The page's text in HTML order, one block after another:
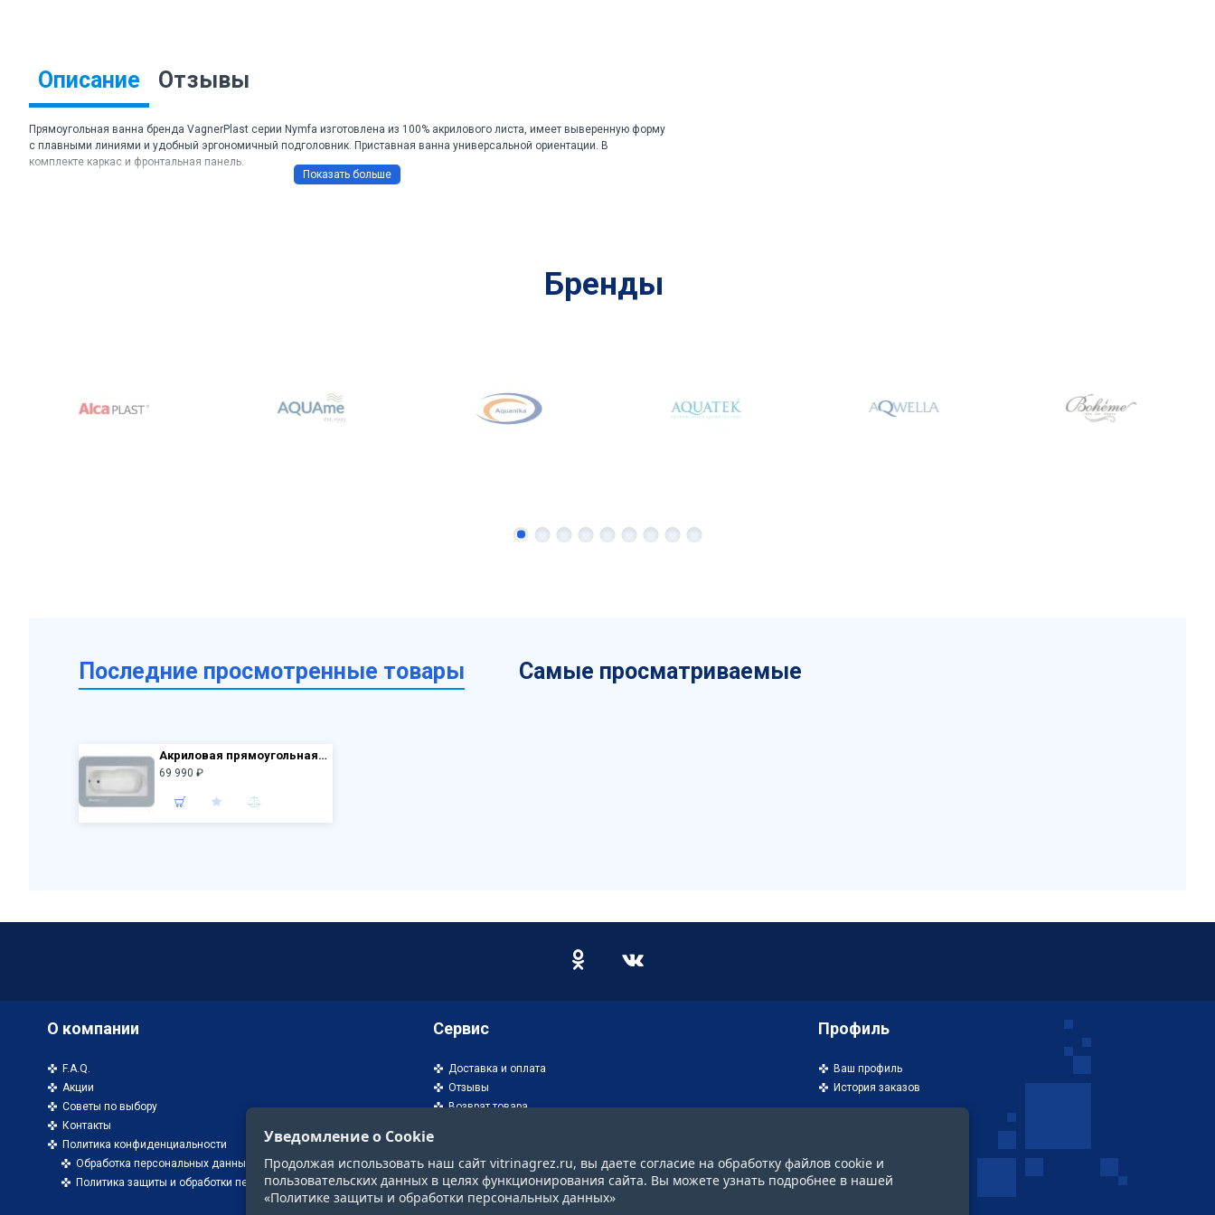
Описание Отзывы
Прямоугольная ванна бренда VagnerPlast серии Nymfa изготовлена из 100% акрилового листа, имеет выверенную форму
с плавными линиями и удобный эргономичный подголовник. Приставная ванна универсальной ориентации. В
комплекте каркас и фронтальная панель.
Бренды
Последние просмотренные товары Самые просматриваемые
Акриловая прямоугольная ванна VagnerPlast Nymfa 160×70 VPBA167NYM2E-04 с каркасом VPK16070 и фронтальным экраном VPPA16001FP2-04
69 990 ₽
О компании
F.A.Q.
Акции
Советы по выбору
Контакты
Политика конфиденциальности
Обработка персональных данных
Политика защиты и обработки персональных данных
Сервис
Доставка и оплата
Отзывы
Возврат товара
Профиль
Ваш профиль
История заказов
Уведомление о Cookie
Продолжая использовать наш сайт vitrinagrez.ru, вы даете согласие на обработку файлов cookie и
пользовательских данных в целях функционирования сайта. Вы можете узнать подробнее в нашей
«Политике защиты и обработки персональных данных»